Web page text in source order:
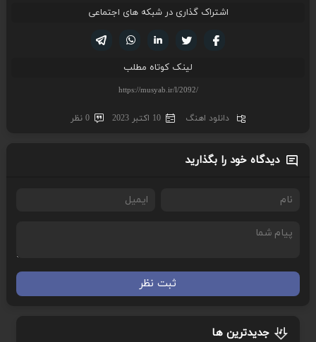
اشتراک گذاری در شبکه های اجتماعی
لینکدین تویتر
فیسوک
لینک کوتاه مطلب
دانلود اهنگ 10 اکتبر 2023 0 نظر
دیدگاه خود را بگذارید
ثبت نظر
جدیدترین ها